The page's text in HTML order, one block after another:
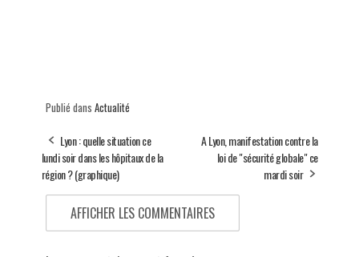
Publié dans Actualité
Lyon : quelle situation ce
lundi soir dans les hôpitaux de la
région ? (graphique)
A Lyon, manifestation contre la
loi de "sécurité globale" ce
mardi soir
AFFICHER LES COMMENTAIRES